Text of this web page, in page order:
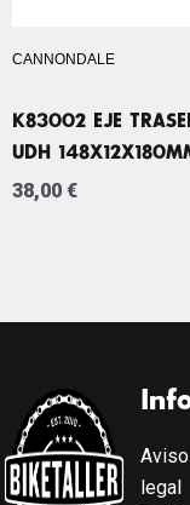
CANNONDALE
K83002 EJE
UDH
38,00 €
Aviso
legal